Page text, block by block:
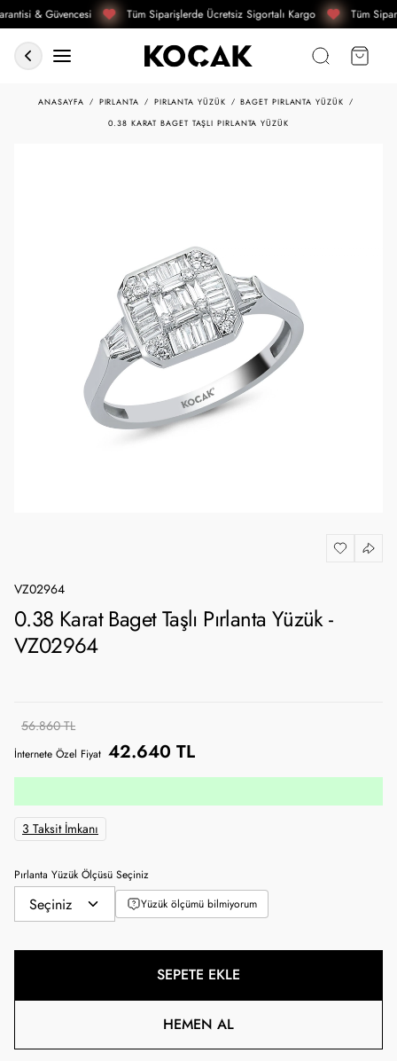
& Güvencesi Tüm Siparişlerde Ücretsiz Sigortalı Kargo Tüm
ANASAYFA PIRLANTA PIRLANTA YÜZÜK
BAGET PIRLANTA YÜZÜK
0.38 KARAT BAGET TAŞLI PIRLANTA YÜZÜK
VZ02964
0.38 Karat Baget Taşlı Pırlanta Yüzük -
VZ02964
56.860 TL
İnternete Özel Fiyat 42.640 TL
3 Taksit İmkanı
Pırlanta Yüzük Ölçüsü Seçiniz
Yüzük ölçümü bilmiyorum
SEPETE EKLE
HEMEN AL